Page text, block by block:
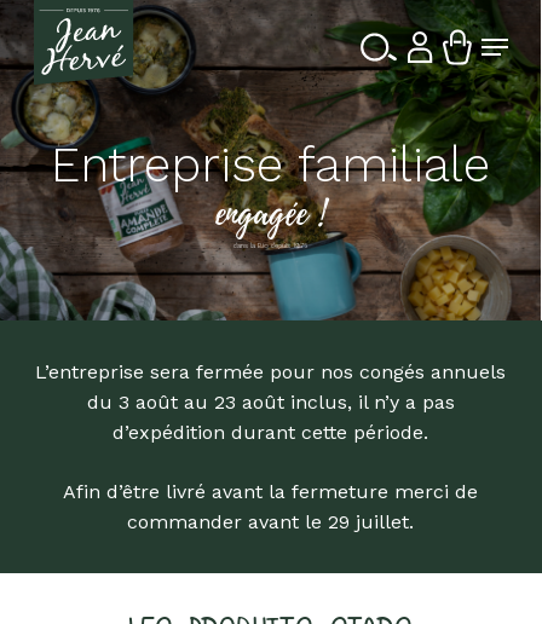
Passer
au
contenu
principalRecherche
de
produits
Menu
Entreprise familiale
engagée !
dans la Bio depuis 1976
L’entreprise sera fermée pour nos congés annuels
du 3 août au 23 août inclus, il n’y a pas
d’expédition durant cette période.
Afin d’être livré avant la fermeture merci de
commander avant le 29 juillet.
le
menu